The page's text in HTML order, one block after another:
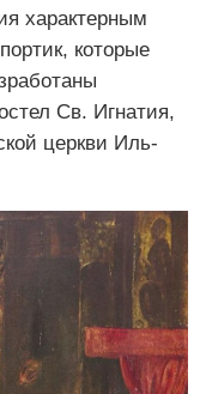
характерным
которые
Св. Игнатия,
церкви Иль-